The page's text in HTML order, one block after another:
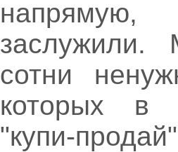
заслужили.
сотни
которых в
"купи-